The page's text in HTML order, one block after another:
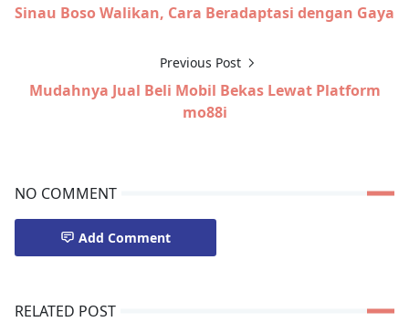
Sinau Boso Walikan, Cara Beradaptasi dengan Gaya
Previous Post
Mudahnya Jual Beli Mobil Bekas Lewat Platform
mo88i
NO COMMENT
Add Comment
RELATED POST